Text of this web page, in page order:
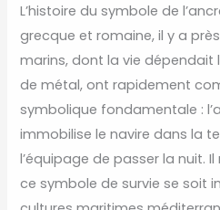
L’histoire du symbole de
grecque et romaine, il y a
marins, dont la vie
de métal, ont rapidement
symbolique fondamentale :
immobilise le navire dans la
l’équipage de passer la nuit.
ce symbole de survie se soit